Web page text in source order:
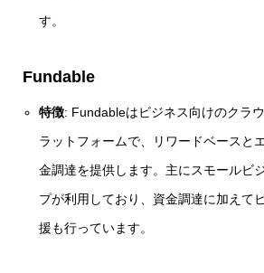
す。
Fundable
特徴: Fundableはビジネス向けのクラ
ラットフォームで、リワードベースと
金調達を提供します。主にスモールビ
プが利用しており、資金調達に加えて
援も行っています。